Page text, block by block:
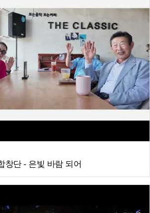
창단 - 은빛 바람 되어